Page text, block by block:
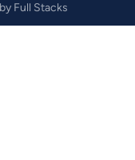
Full Stacks